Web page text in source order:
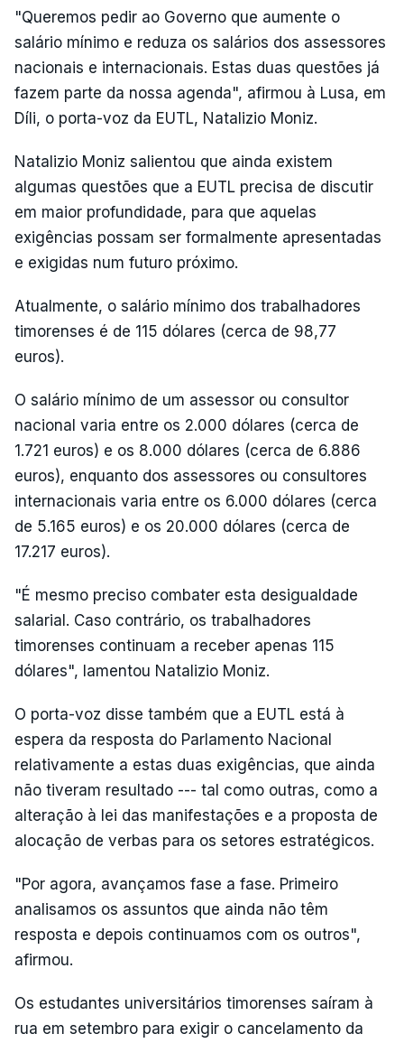
"Queremos pedir ao Governo que aumente o
salário mínimo e reduza os salários dos assessores
nacionais e internacionais. Estas duas questões já
fazem parte da nossa agenda", afirmou à Lusa, em
Díli, o porta-voz da EUTL, Natalizio Moniz.
Natalizio Moniz salientou que ainda existem
algumas questões que a EUTL precisa de discutir
em maior profundidade, para que aquelas
exigências possam ser formalmente apresentadas
e exigidas num futuro próximo.
Atualmente, o salário mínimo dos trabalhadores
timorenses é de 115 dólares (cerca de 98,77
euros).
O salário mínimo de um assessor ou consultor
nacional varia entre os 2.000 dólares (cerca de
1.721 euros) e os 8.000 dólares (cerca de 6.886
euros), enquanto dos assessores ou consultores
internacionais varia entre os 6.000 dólares (cerca
de 5.165 euros) e os 20.000 dólares (cerca de
17.217 euros).
"É mesmo preciso combater esta desigualdade
salarial. Caso contrário, os trabalhadores
timorenses continuam a receber apenas 115
dólares", lamentou Natalizio Moniz.
O porta-voz disse também que a EUTL está à
espera da resposta do Parlamento Nacional
relativamente a estas duas exigências, que ainda
não tiveram resultado --- tal como outras, como a
alteração à lei das manifestações e a proposta de
alocação de verbas para os setores estratégicos.
"Por agora, avançamos fase a fase. Primeiro
analisamos os assuntos que ainda não têm
resposta e depois continuamos com os outros",
afirmou.
Os estudantes universitários timorenses saíram à
rua em setembro para exigir o cancelamento da